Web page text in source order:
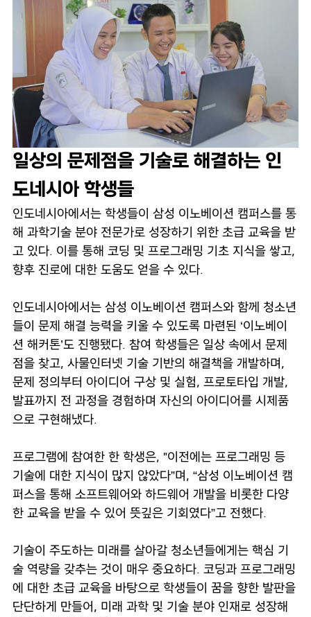
일상의 문제점을 기술로 해결하는 인
도네시아 학생들
인도네시아에서는 학생들이 삼성 이노베이션 캠퍼스를 통
해 과학기술 분야 전문가로 성장하기 위한 초급 교육을 받
고 있다. 이를 통해 코딩 및 프로그래밍 기초 지식을 쌓고,
향후 진로에 대한 도움도 얻을 수 있다.
인도네시아에서는 삼성 이노베이션 캠퍼스와 함께 청소년
들이 문제 해결 능력을 키울 수 있도록 마련된 ‘이노베이
션 해커톤’도 진행됐다. 참여 학생들은 일상 속에서 문제
점을 찾고, 사물인터넷 기술 기반의 해결책을 개발하며,
문제 정의부터 아이디어 구상 및 실험, 프로토타입 개발,
발표까지 전 과정을 경험하며 자신의 아이디어를 시제품
으로 구현해냈다.
프로그램에 참여한 한 학생은, "이전에는 프로그래밍 등
기술에 대한 지식이 많지 않았다”며, “삼성 이노베이션 캠
퍼스을 통해 소프트웨어와 하드웨어 개발을 비롯한 다양
한 교육을 받을 수 있어 뜻깊은 기회였다”고 전했다.
기술이 주도하는 미래를 살아갈 청소년들에게는 핵심 기
술 역량을 갖추는 것이 매우 중요하다. 코딩과 프로그래밍
에 대한 초급 교육을 바탕으로 학생들이 꿈을 향한 발판을
단단하게 만들어, 미래 과학 및 기술 분야 인재로 성장해